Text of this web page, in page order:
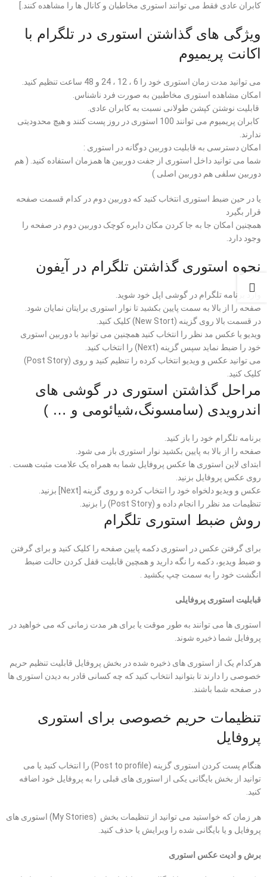
کابران عادی فقط می توانند استوری مخاطبان و کانال ها را مشاهده کنند.]
ویژگی های گذاشتن استوری در تلگرام با
اکانت پریمیوم
می توانید مدت زمان استوری خود را 6 ، 12 ، 24 و 48 ساعت تنظیم کنید.
امکان مشاهده استوری مخاطبین به صورت فرد ناشناس.
قابلیت نوشتن کپشن طولانی نسبت به کابران عادی.
کابران پریمیوم می توانند 100 استوری در روز پست کنند و هیچ محدودیتی
ندارند.
امکان دسترسی به قابلیت دوربین دوگانه در استوری :
شما می توانید داخل استوری از جفت دوربین ها همزمان استفاده کنید. ( هم
دوربین سلفی هم دوربین اصلی )
یا در حین ضبط استوری انتخاب کنید که دوربین دوم در کدام قسمت صفحه
قرار بگیرد
همچنین امکان جا به جا کردن مکان دایره کوچک دوربین دوم در صفحه را
وجود دارد.
نحوه استوری گذاشتن تلگرام در آیفون
وارد برنامه تلگرام در گوشی اپل خود شوید.
صفحه را از بالا به سمت پایین بکشید تا نوار استوری برایتان نمایان شود.
در قسمت بالا روی گزینه (New Stort) کلیک کنید.
ویدیو یا عکس مد نظر را انتخاب کنید همچنین می توانید با دوربین استوری
خود را ضبط نماید سپس گزینه (Next) را انتخاب کنید.
می توانید عکس و ویدیو انتخاب کرده را تنظیم کنید و روی (Post Story)
کلیک کنید.
مراحل گذاشتن استوری در گوشی های
اندرویدی (سامسونگ،شیائومی و … )
برنامه تلگرام خود را باز کنید.
صفحه را از بالا به پایین بکشید نوار استوری باز می شود.
ابتدای لاین استوری ها عکس پروفایل شما به همراه یک علامت مثبت هست .
روی عکس پروفایل بزنید.
عکس و ویدیو دلخواه خود را انتخاب کرده و روی گزینه [Next] بزنید.
تنظیمات مد نظر را انجام داده و (Post Story) را بزنید.
روش ضبط استوری تلگرام
برای گرفتن عکس در استوری دکمه پایین صفحه را کلیک کنید و برای گرفتن
و ضبط ویدیو، دکمه را نگه دارید و همچین قابلیت قفل کردن حالت ضبط
انگشت خود را به سمت چپ بکشید .
قبابلیت استوری پروفایلی
استوری ها می توانند به طور موقت یا برای هر مدت زمانی که می خواهید در
پروفایل شما ذخیره شوند.
هرکدام یک از استوری های ذخیره شده در بخش پروفایل قابلیت تنظیم حریم
خصوصی را دارند تا بتوانید انتخاب کنید که چه کسانی قادر به دیدن استوری ها
در صفحه شما باشند.
تنظیمات حریم خصوصی برای استوری
پروفایل
هنگام پست کردن استوری گزینه (Post to profile) را انتخاب کنید یا می
توانید از بخش بایگانی یکی از استوری های قبلی را به پروفایل خود اضافه
کنید.
هر زمان که خواستید می توانید از تنظیمات بخش (My Stories) استوری های
پروفایل و یا بایگانی شده را ویرایش یا حذف کنید.
برش و ادیت عکس استوری